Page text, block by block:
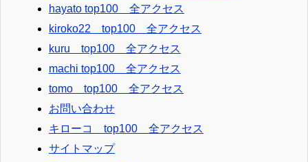
hayato top100 全アクセス
kiroko22 top100 全アクセス
kuru top100 全アクセス
machi top100 全アクセス
tomo top100 全アクセス
お問い合わせ
キローコ top100 全アクセス
サイトマップ